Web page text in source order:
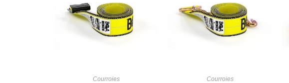
Courroies Courroies